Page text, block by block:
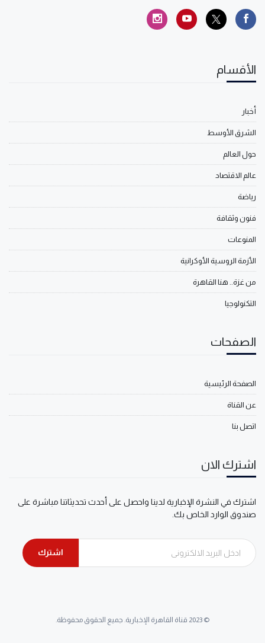
الأقسام
أخبار
الشرق الأوسط
حول العالم
عالم الاقتصاد
رياضة
فنون وثقافة
المنوعات
الأزمة الروسية الأوكرانية
من غزة.. هنا القاهرة
التكنولوجيا
الصفحات
الصفحة الرئيسية
عن القناة
اتصل بنا
اشترك الان
اشترك في النشرة الإخبارية لدينا واحصل على أحدث تحديثاتنا مباشرة على
صندوق الوارد الخاص بك.
اشترك
© 2023 قناة القاهرة الإخبارية. جميع الحقوق محفوظة.